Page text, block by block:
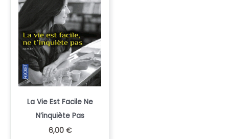
La Vie Est Facile Ne
N’inquiète Pas
6,00 €